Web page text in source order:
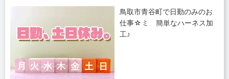
鳥取市青谷町で日勤のみのお
仕事☆ミ 簡単なハーネス加
工♪